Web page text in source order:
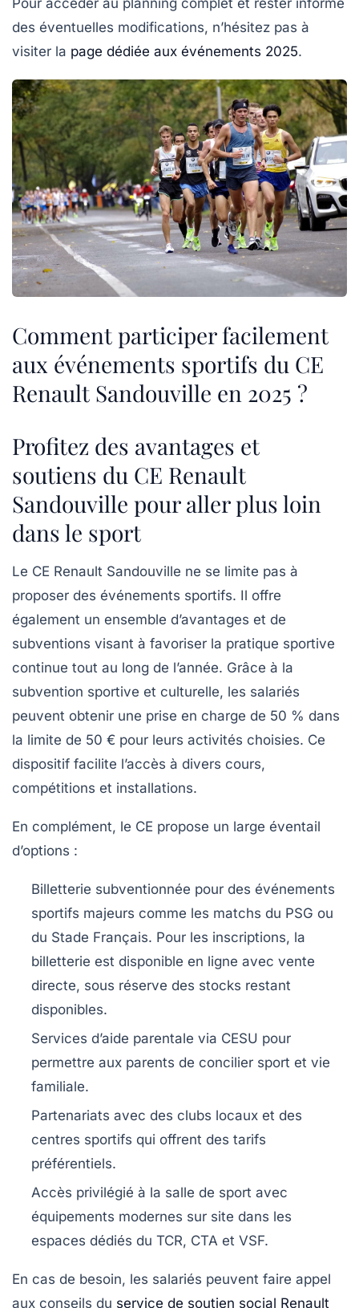
Pour accéder au planning complet et rester informé
des éventuelles modifications, n’hésitez pas à
visiter la page dédiée aux événements 2025.
Comment participer facilement
aux événements sportifs du CE
Renault Sandouville en 2025 ?
Profitez des avantages et
soutiens du CE Renault
Sandouville pour aller plus loin
dans le sport
Le CE Renault Sandouville ne se limite pas à
proposer des événements sportifs. Il offre
également un ensemble d’avantages et de
subventions visant à favoriser la pratique sportive
continue tout au long de l’année. Grâce à la
subvention sportive et culturelle, les salariés
peuvent obtenir une prise en charge de 50 % dans
la limite de 50 € pour leurs activités choisies. Ce
dispositif facilite l’accès à divers cours,
compétitions et installations.
En complément, le CE propose un large éventail
d’options :
Billetterie subventionnée pour des événements
sportifs majeurs comme les matchs du PSG ou
du Stade Français. Pour les inscriptions, la
billetterie est disponible en ligne avec vente
directe, sous réserve des stocks restant
disponibles.
Services d’aide parentale via CESU pour
permettre aux parents de concilier sport et vie
familiale.
Partenariats avec des clubs locaux et des
centres sportifs qui offrent des tarifs
préférentiels.
Accès privilégié à la salle de sport avec
équipements modernes sur site dans les
espaces dédiés du TCR, CTA et VSF.
En cas de besoin, les salariés peuvent faire appel
aux conseils du service de soutien social Renault